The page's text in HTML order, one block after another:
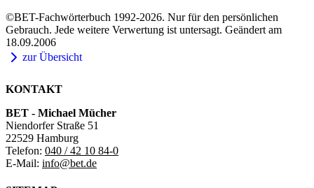
©BET-Fachwörterbuch 1992-2026. Nur für den persönlichen
Gebrauch. Jede weitere Verwertung ist untersagt. Geändert am
18.09.2006
zur Übersicht
KONTAKT
BET - Michael Mücher
Niendorfer Straße 51
22529 Hamburg
Telefon: 040 / 42 10 84-0
E-Mail: info@bet.de